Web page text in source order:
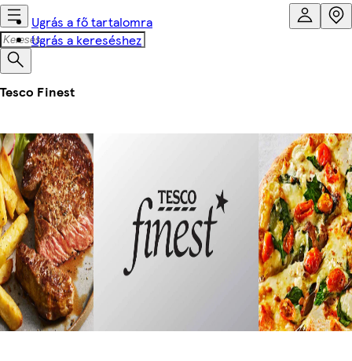
Ugrás a fő tartalomra
Ugrás a kereséshez
Tesco Finest